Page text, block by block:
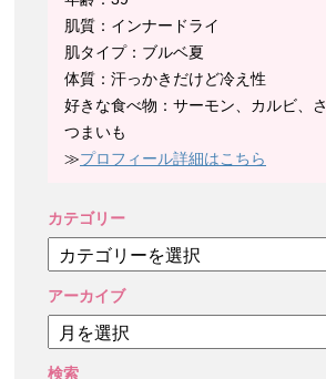
肌質：インナードライ
肌タイプ：ブルベ夏
体質：汗っかきだけど冷え性
好きな食べ物：サーモン、カルビ、さ
つまいも
≫プロフィール詳細はこちら
カテゴリー
テ
ゴ
リ
ー
アーカイブ
ア
ー
カ
検索